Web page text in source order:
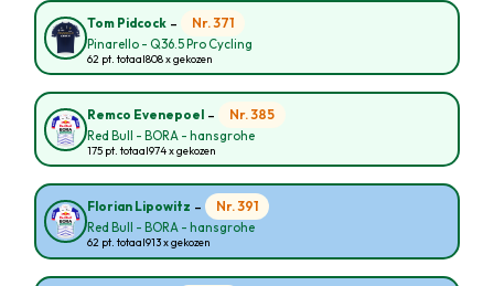
Tom Pidcock - Nr. 371
Pinarello - Q36.5 Pro Cycling
62 pt. totaal808 x gekozen
Remco Evenepoel - Nr. 385
Red Bull - BORA - hansgrohe
175 pt. totaal974 x gekozen
Florian Lipowitz - Nr. 391
Red Bull - BORA - hansgrohe
62 pt. totaal913 x gekozen